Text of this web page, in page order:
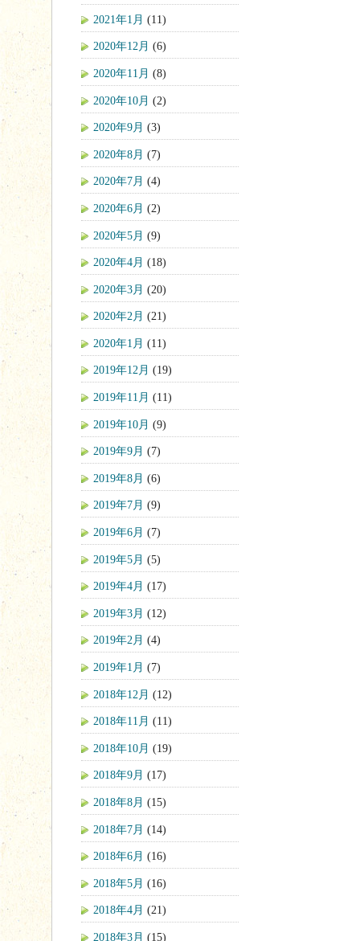
2021年1月 (11)
2020年12月 (6)
2020年11月 (8)
2020年10月 (2)
2020年9月 (3)
2020年8月 (7)
2020年7月 (4)
2020年6月 (2)
2020年5月 (9)
2020年4月 (18)
2020年3月 (20)
2020年2月 (21)
2020年1月 (11)
2019年12月 (19)
2019年11月 (11)
2019年10月 (9)
2019年9月 (7)
2019年8月 (6)
2019年7月 (9)
2019年6月 (7)
2019年5月 (5)
2019年4月 (17)
2019年3月 (12)
2019年2月 (4)
2019年1月 (7)
2018年12月 (12)
2018年11月 (11)
2018年10月 (19)
2018年9月 (17)
2018年8月 (15)
2018年7月 (14)
2018年6月 (16)
2018年5月 (16)
2018年4月 (21)
2018年3月 (15)